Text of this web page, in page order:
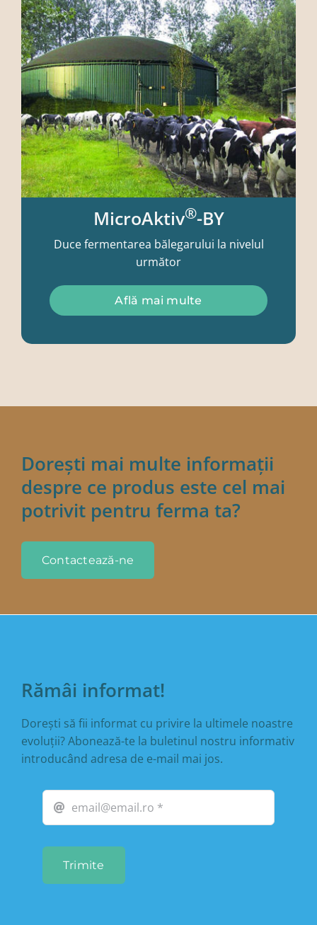
MicroAktiv®-BY
Duce fermentarea bălegarului la nivelul
următor
Află mai multe
Dorești mai multe informații
despre ce produs este cel mai
potrivit pentru ferma ta?
Contactează-ne
Rămâi informat!
Dorești să fii informat cu privire la ultimele noastre
evoluții? Abonează-te la buletinul nostru informativ
introducând adresa de e-mail mai jos.
Trimite